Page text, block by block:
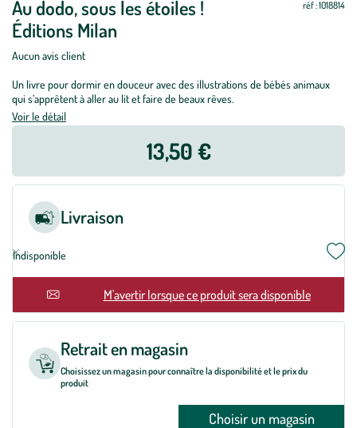
Au dodo, sous les étoiles !
Éditions Milan
réf : 1018814
Aucun avis client
Un livre pour dormir en douceur avec des illustrations de bébés animaux
qui s’apprêtent à aller au lit et faire de beaux rêves.
Voir le détail
13,50 €
Livraison
Indisponible
M'avertir lorsque ce produit sera disponible
Retrait en magasin
Choisissez un magasin pour connaître la disponibilité et le prix du
produit
Choisir un magasin